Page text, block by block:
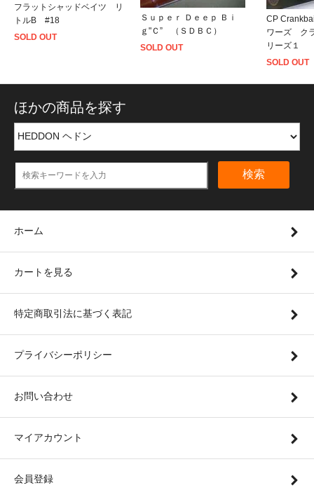
フラットシャッドベイツ リ
トルB #18
SOLD OUT
Ｓｕｐｅｒ Ｄｅｅｐ Ｂｉ
ｇ"Ｃ” （ＳＤＢＣ）
SOLD OUT
CP
ワーズ ク
リーズ１
SOLD OUT
ほかの商品を探す
検索
ホーム
カートを見る
特定商取引法に基づく表記
プライバシーポリシー
お問い合わせ
マイアカウント
会員登録